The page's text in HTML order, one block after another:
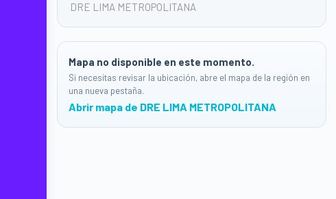
DRE LIMA METROPOLITANA
Mapa no disponible en este momento.
Si necesitas revisar la ubicación, abre el mapa de la región en
una nueva pestaña.
Abrir mapa de DRE LIMA METROPOLITANA